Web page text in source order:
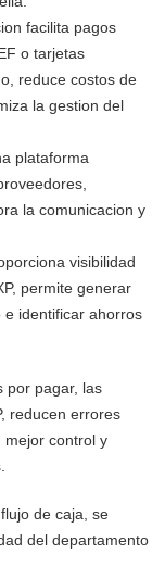
facilita pagos
o tarjetas
reduce costos de
la gestion del
plataforma
la comunicacion y
visibilidad
permite generar
e identificar ahorros
por pagar, las
reducen errores
mejor control y
de caja, se
del departamento